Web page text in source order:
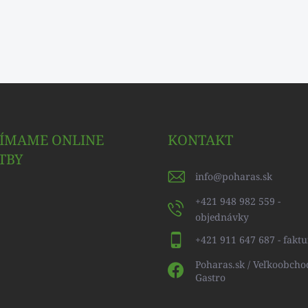
ONLINE
KONTAKT
info@poharas.sk
+421 948 982 559 -
objednávky
+421 911 647 687 -
Poharas.sk /
Gastro